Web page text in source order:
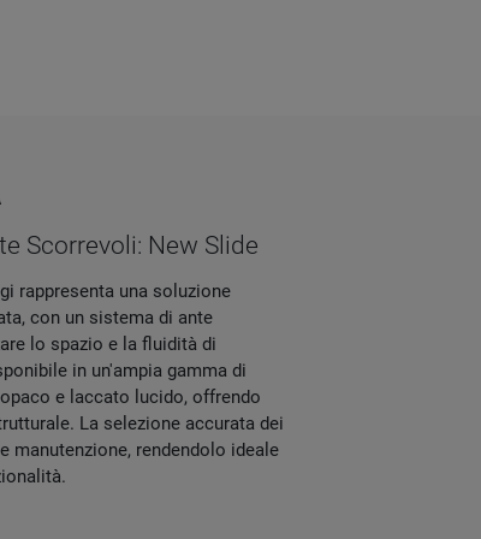
Scorrevoli: New Slide
rappresenta una soluzione
con un sistema di ante
lo spazio e la fluidità di
in un'ampia gamma di
e laccato lucido, offrendo
La selezione accurata dei
manutenzione, rendendolo ideale